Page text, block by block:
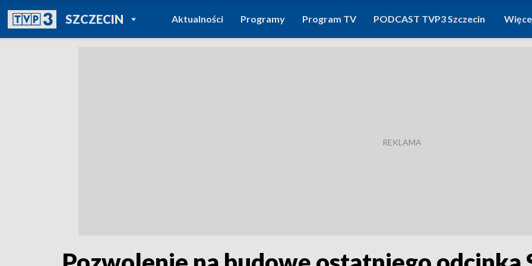
SZCZECINPOWRÓT DO
TVP REGIONY
Aktualności Programy Program TV PODCAST TVP3 Szczecin